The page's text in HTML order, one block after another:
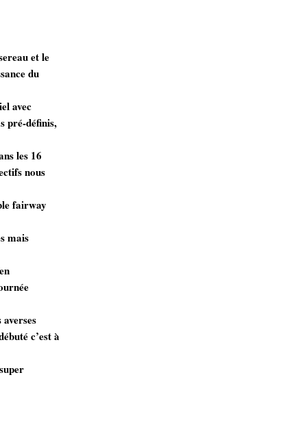
et le
du
avec
pré-définis,
les 16
nous
fairway
mais
c’est à